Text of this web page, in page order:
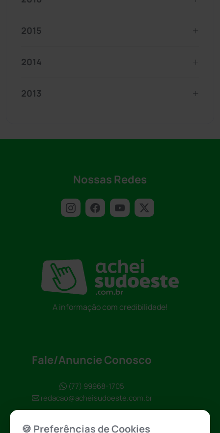
2015
2014
2013
Nossas Redes
A informação com credibilidade!
Fale/Anuncie Conosco
(77) 99968-1705
redacao@acheisudoeste.com.br
🍪 Preferências de Cookies